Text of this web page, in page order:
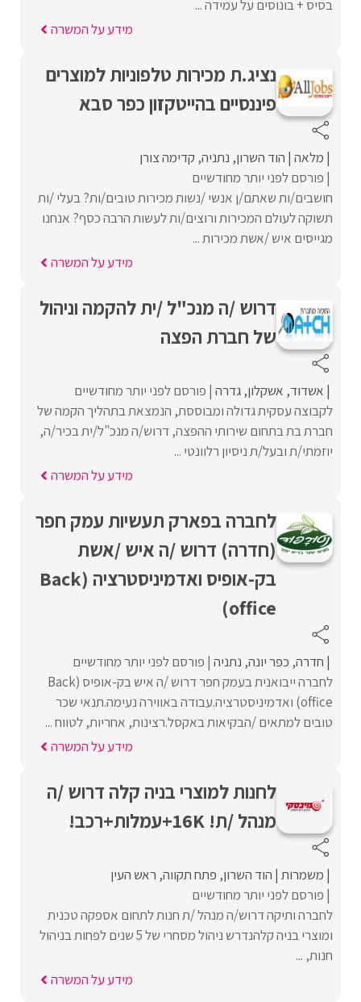
בסיס + בונוסים על עמידה ...
מידע על המשרה
נציג.ת מכירות טלפוניות למוצרים
פיננסיים בהייטקזון כפר סבא
מלאה הוד השרון נתניה קדימה צורן
פורסם לפני יותר מחודשיים
חושבים/ות שאתם/ן אנשי /נשות מכירות טובים/ות? בעלי /ות
תשוקה לעולם המכירות ורוצים/ות לעשות הרבה כסף? אנחנו
מגייסים איש /אשת מכירות ...
מידע על המשרה
דרוש /ה מנכ"ל /ית להקמה וניהול
של חברת הפצה
אשדוד אשקלון גדרה פורסם לפני יותר מחודשיים
לקבוצה עסקית גדולה ומבוססת, הנמצאת בתהליך הקמה של
חברת בת בתחום שירותי ההפצה, דרוש/ה מנכ"ל/ית בכיר/ה,
יוזמתי/ת ובעל/ת ניסיון רלוונטי ...
מידע על המשרה
לחברה בפארק תעשיות עמק חפר
(חדרה) דרוש /ה איש /אשת
בק-אופיס ואדמיניסטרציה (Back
office)
חדרה כפר יונה נתניה פורסם לפני יותר מחודשיים
לחברה ייבואנית בעמק חפר דרוש /ה איש בק-אופיס (Back
office) ואדמיניסטרציה.עבודה באווירה נעימה.תנאי שכר
טובים למתאים /הבקיאות באקסל.רצינות, אחריות, לטווח ...
מידע על המשרה
לחנות למוצרי בניה קלה דרוש /ה
מנהל /ת! 16K+עמלות+רכב!
משמרות הוד השרון פתח תקווה ראש העין
פורסם לפני יותר מחודשיים
לחברה ותיקה דרוש/ה מנהל /ת חנות לתחום אספקה טכנית
ומוצרי בניה קלהנדרש ניהול מסחרי של 5 שנים לפחות בניהול
חנות, ...
מידע על המשרה